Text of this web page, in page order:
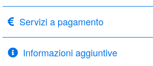
Servizi a pagamento
Informazioni aggiuntive